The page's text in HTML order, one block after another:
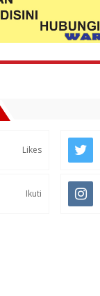
Likes
Ikuti